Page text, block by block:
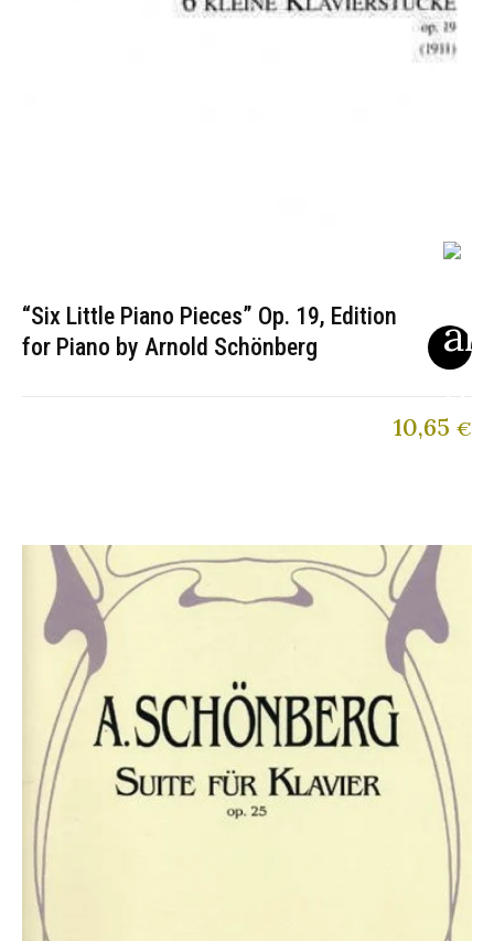
“Six Little Piano Pieces” Op. 19, Edition
for Piano by Arnold Schönberg
10,65 €